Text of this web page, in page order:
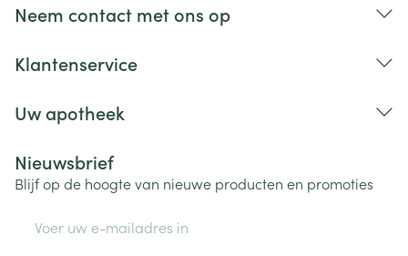
Neem contact met ons op
Klantenservice
Uw apotheek
Nieuwsbrief
Blijf op de hoogte van nieuwe producten en promoties